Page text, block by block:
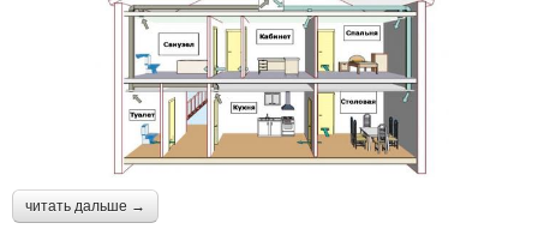
читать дальше →